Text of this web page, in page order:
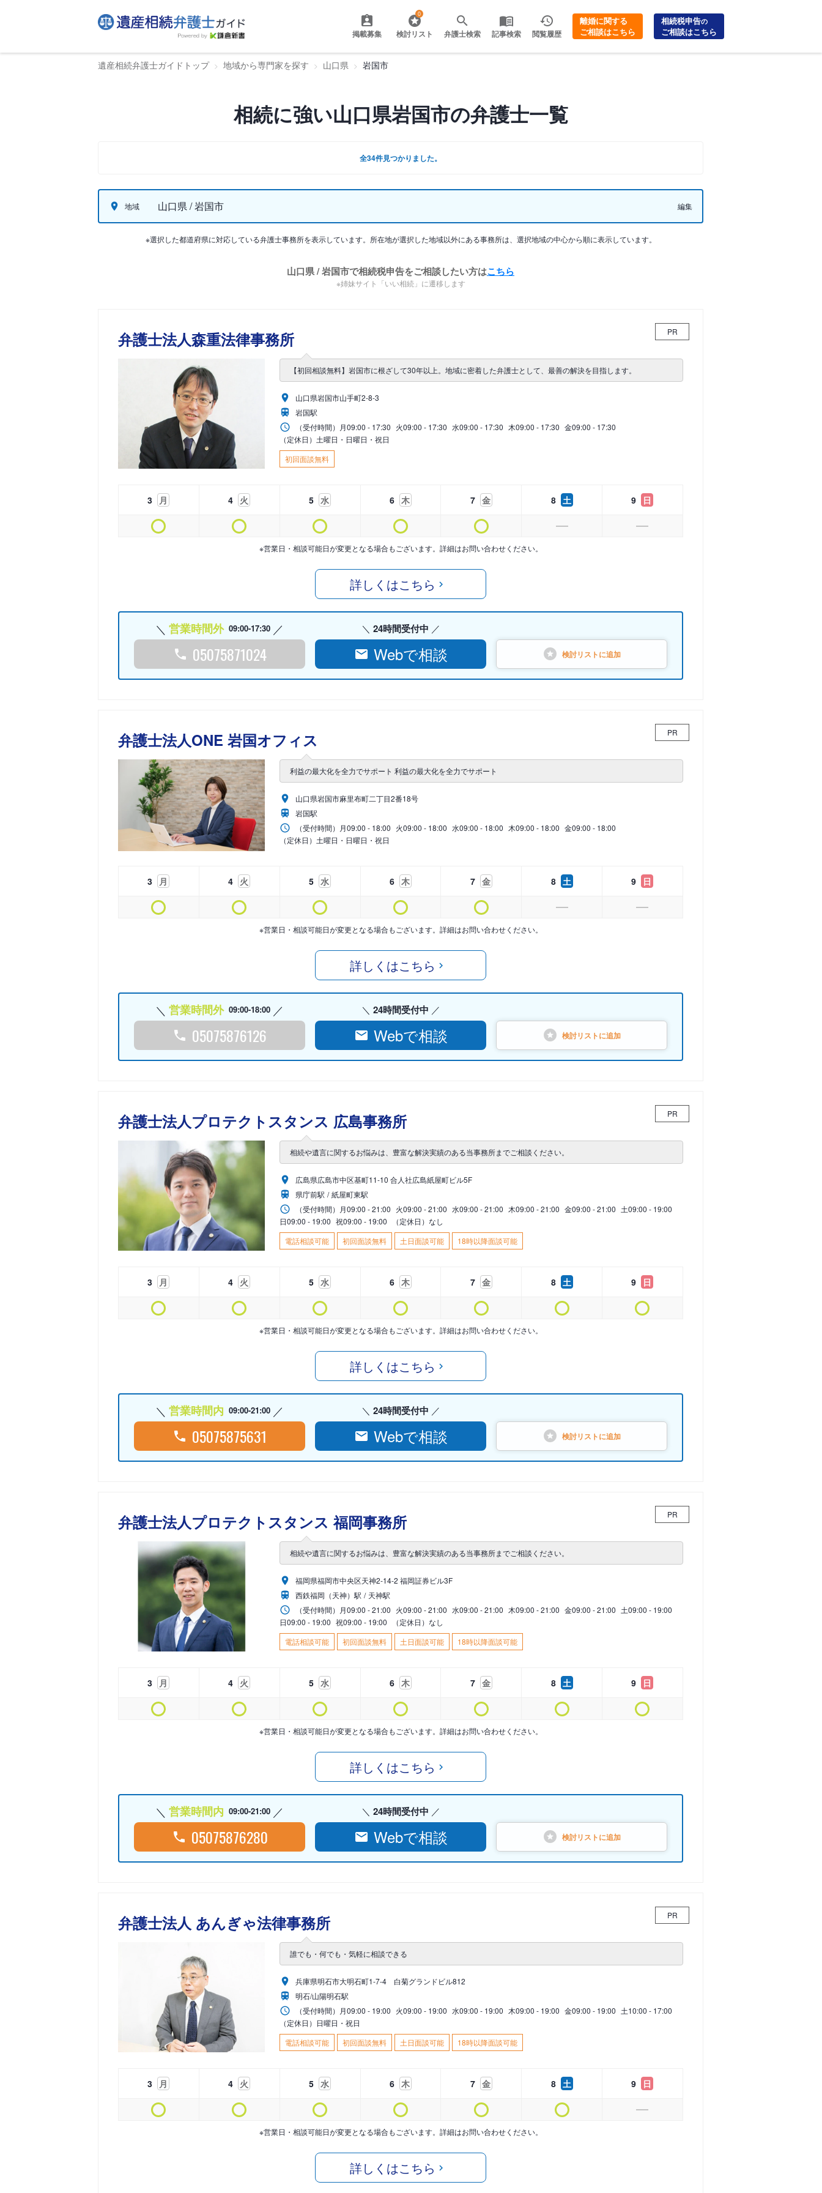
掲載募集
0
検討リスト 弁護士検索 記事検索 閲覧履歴
離婚に関する
ご相談はこちら
相続税申告の
ご相談はこちら
遺産相続弁護士ガイドトップ 地域から専門家を探す 山口県 岩国市
相続に強い山口県岩国市の弁護士一覧
全34件見つかりました。
地域 山口県 / 岩国市 編集
※選択した都道府県に対応している弁護士事務所を表示しています。所在地が選択した地域以外にある事務所は、選択地域の中心から順に表示しています。
山口県 / 岩国市で相続税申告をご相談したい方はこちら
※姉妹サイト「いい相続」に遷移します
弁護士法人森重法律事務所 PR
【初回相談無料】岩国市に根ざして30年以上。地域に密着した弁護士として、最善の解決を目指します。
山口県岩国市山手町2-8-3
岩国駅
（受付時間） 月09:00 - 17:30 火09:00 - 17:30 水09:00 - 17:30 木09:00 - 17:30 金09:00 - 17:30
（定休日）土曜日・日曜日・祝日
初回面談無料
3 月 4 火 5 水 6 木 7 金 8 土 9 日
※営業日・相談可能日が変更となる場合もございます。詳細はお問い合わせください。
詳しくはこちら
営業時間外 09:00-17:30
05075871024
24時間受付中
Webで相談 検討リストに追加
弁護士法人ONE 岩国オフィス PR
利益の最大化を全力でサポート 利益の最大化を全力でサポート
山口県岩国市麻里布町二丁目2番18号
岩国駅
（受付時間） 月09:00 - 18:00 火09:00 - 18:00 水09:00 - 18:00 木09:00 - 18:00 金09:00 - 18:00
（定休日）土曜日・日曜日・祝日
3 月 4 火 5 水 6 木 7 金 8 土 9 日
※営業日・相談可能日が変更となる場合もございます。詳細はお問い合わせください。
詳しくはこちら
営業時間外 09:00-18:00
05075876126
24時間受付中
Webで相談 検討リストに追加
弁護士法人プロテクトスタンス 広島事務所 PR
相続や遺言に関するお悩みは、豊富な解決実績のある当事務所までご相談ください。
広島県広島市中区基町11-10 合人社広島紙屋町ビル5F
県庁前駅
紙屋町東駅
（受付時間） 月09:00 - 21:00 火09:00 - 21:00 水09:00 - 21:00 木09:00 - 21:00 金09:00 - 21:00 土09:00 - 19:00
日09:00 - 19:00 祝09:00 - 19:00
（定休日）なし
電話相談可能
初回面談無料 土日面談可能 18時以降面談可能
3 月 4 火 5 水 6 木 7 金 8 土 9 日
※営業日・相談可能日が変更となる場合もございます。詳細はお問い合わせください。
詳しくはこちら
営業時間内 09:00-21:00
05075875631
24時間受付中
Webで相談 検討リストに追加
弁護士法人プロテクトスタンス 福岡事務所 PR
相続や遺言に関するお悩みは、豊富な解決実績のある当事務所までご相談ください。
福岡県福岡市中央区天神2-14-2 福岡証券ビル3F
西鉄福岡（天神）駅
天神駅
（受付時間） 月09:00 - 21:00 火09:00 - 21:00 水09:00 - 21:00 木09:00 - 21:00 金09:00 - 21:00 土09:00 - 19:00
日09:00 - 19:00 祝09:00 - 19:00
（定休日）なし
電話相談可能
初回面談無料 土日面談可能 18時以降面談可能
3 月 4 火 5 水 6 木 7 金 8 土 9 日
※営業日・相談可能日が変更となる場合もございます。詳細はお問い合わせください。
詳しくはこちら
営業時間内 09:00-21:00
05075876280
24時間受付中
Webで相談 検討リストに追加
弁護士法人 あんぎゃ法律事務所 PR
誰でも・何でも・気軽に相談できる
兵庫県明石市大明石町1-7-4 白菊グランドビル812
明石/山陽明石駅
（受付時間） 月09:00 - 19:00 火09:00 - 19:00 水09:00 - 19:00 木09:00 - 19:00 金09:00 - 19:00 土10:00 - 17:00
（定休日）日曜日・祝日
電話相談可能
初回面談無料 土日面談可能 18時以降面談可能
3 月 4 火 5 水 6 木 7 金 8 土 9 日
※営業日・相談可能日が変更となる場合もございます。詳細はお問い合わせください。
詳しくはこちら